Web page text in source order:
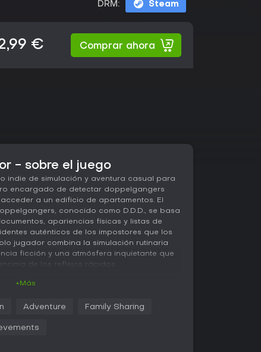
DRM: Steam
€ Comprar ahora
- sobre el juego
indie de simulación y aventura casual para
encargado de detectar doppelgangers
a un edificio de apartamentos. El
conocido como D.D.D., se basa
apariencias físicas y listas de
auténticos de los impostores que los
jugador combina la simulación rutinaria
ficción y una atmósfera inquietante que
de los reflejos rápidos.
su identificación, solicitudes de entrada y
números de apartamento y residentes
+Más
Adventure Family Sharing